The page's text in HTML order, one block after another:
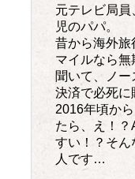
元テレビ局
児のパパ。
昔から海外旅
マイルなら無
聞いて、ノー
決済で必死に
2016年頃か
たら、え！
すい！？そん
人です…